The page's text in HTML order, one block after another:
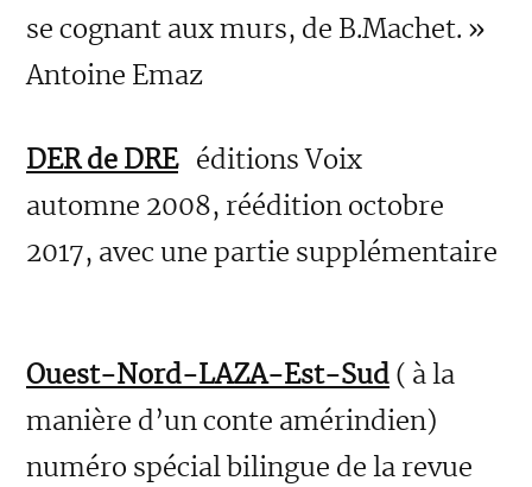
se cognant aux murs, de B.Machet. »
Antoine Emaz
DER de DRE éditions Voix
automne 2008, réédition octobre
2017, avec une partie supplémentaire
Ouest-Nord-LAZA-Est-Sud ( à la
manière d’un conte amérindien)
numéro spécial bilingue de la revue